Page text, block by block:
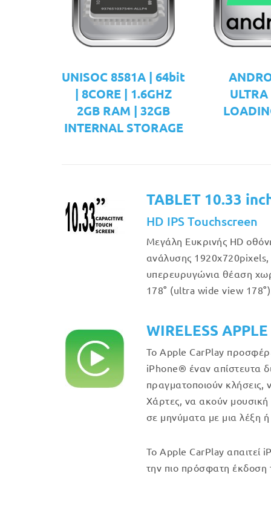
UNISOC 8581A | 64bit
| 8CORE | 1.6GHZ
2GB RAM | 32GB
INTERNAL STORAGE
TABLET 10.33
HD IPS Touchscreen
Μεγάλη Eυκρινής HD
ανάλυσης 1920x720pixels,
υπερευρυγώνια θέαση
178° (ultra wide view 178°
WIRELESS
Το Apple CarPlay
iPhone® έναν απίστευτα
πραγματοποιούν κλήσεις,
Χάρτες, να ακούν
σε μηνύματα με μια λέξη
Το Apple CarPlay απαιτεί
την πιο πρόσφατη έκδοση